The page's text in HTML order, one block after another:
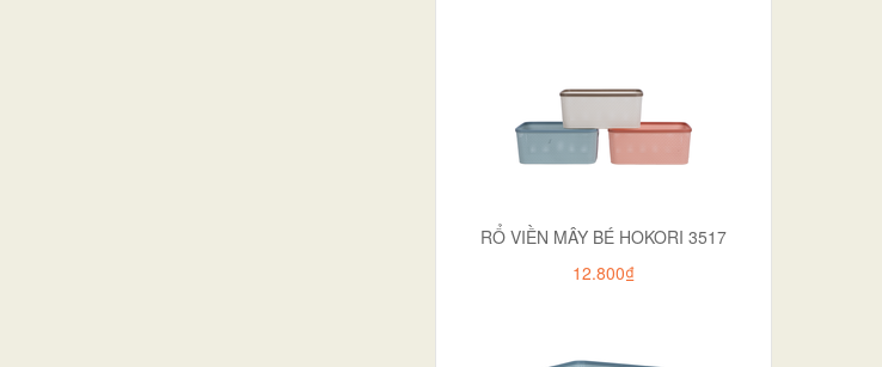
RỔ VIỀN MÂY BÉ HOKORI 3517
12.800₫